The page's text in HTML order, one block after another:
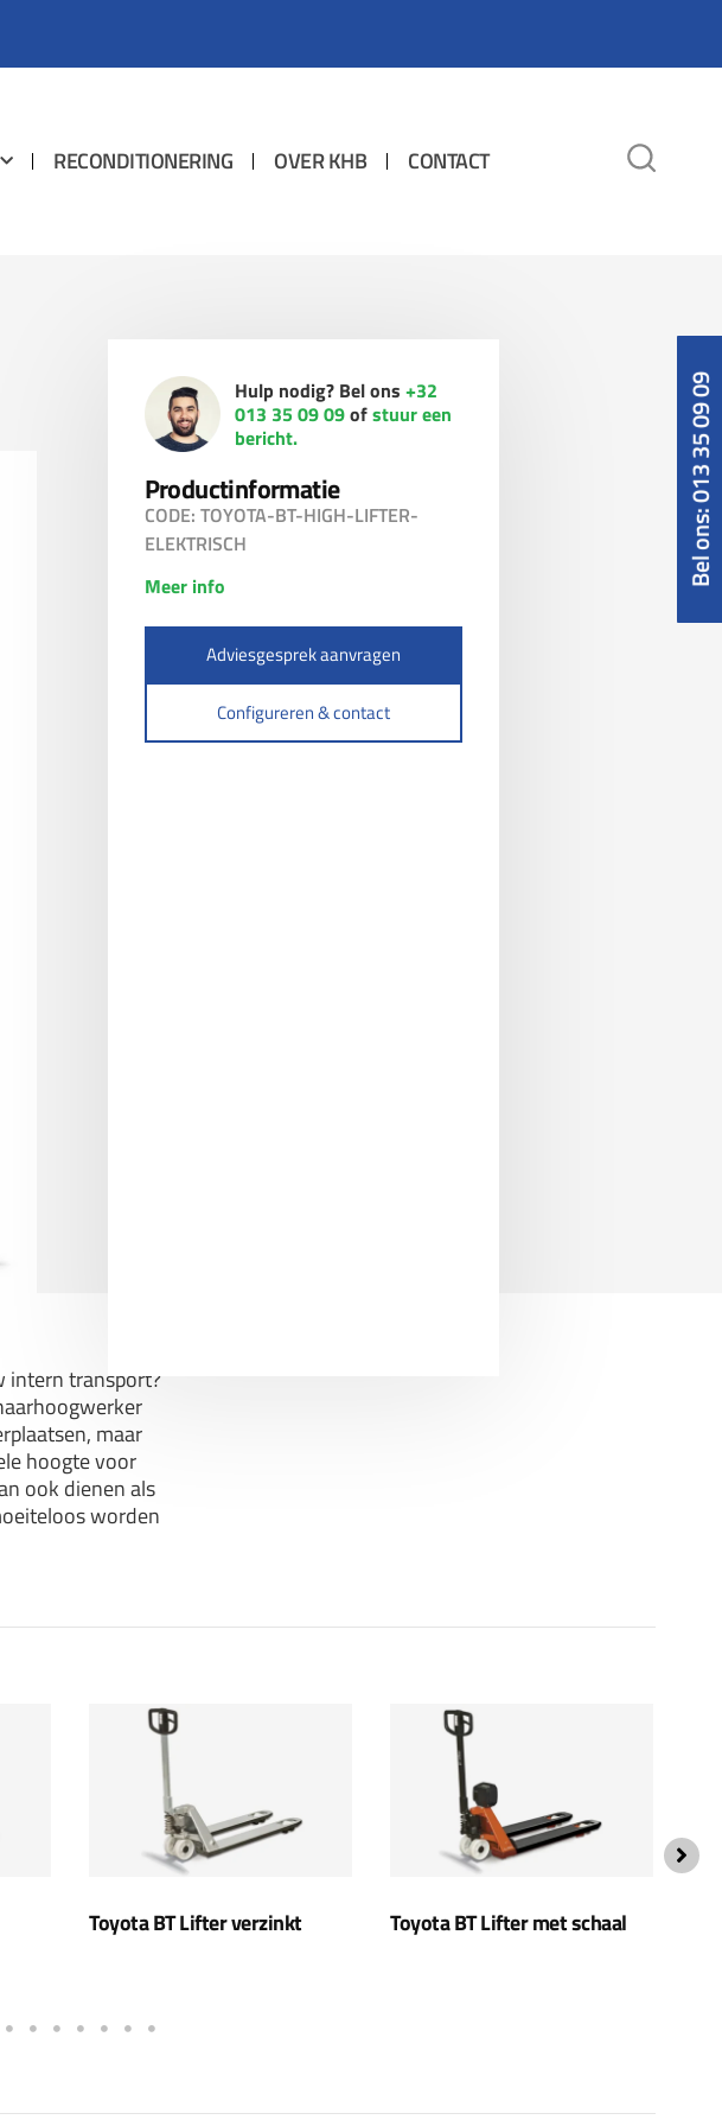
Bel ons: 013 35 09 09
RECONDITIONERING OVER KHB CONTACT
Hulp nodig? Bel ons +32
013 35 09 09ofstuur een
bericht.
Productinformatie
CODE: TOYOTA-BT-HIGH-LIFTER-
ELEKTRISCH
Meer info
Adviesgesprek aanvragen
Configureren & contact
intern transport?
maar
hoogte voor
ook dienen als
worden
Toyota BT Lifter verzinkt Toyota BT Lifter met schaal